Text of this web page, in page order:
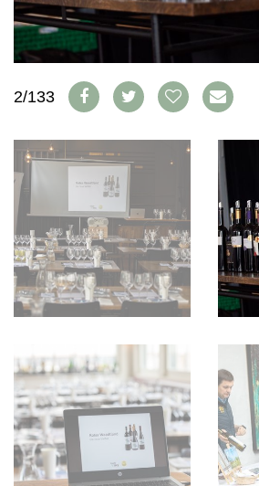
ABO
AUSGABE
ARCHIV
VORTEILSWELT
BÜCHER
WEINSZENE
PORTRAITS
VINOPHILES
ARCHIV
ANMELDEN
GEWINNSPIELE
TRINKREIFETABELLE
WEINSUCHE
NEWSLETTER
WINE TRADE CLUB
REDAKTION
JOBS
WERBUNG
IMPRESSUM
AGB & DATENSCHUTZ
FAQ
2/133